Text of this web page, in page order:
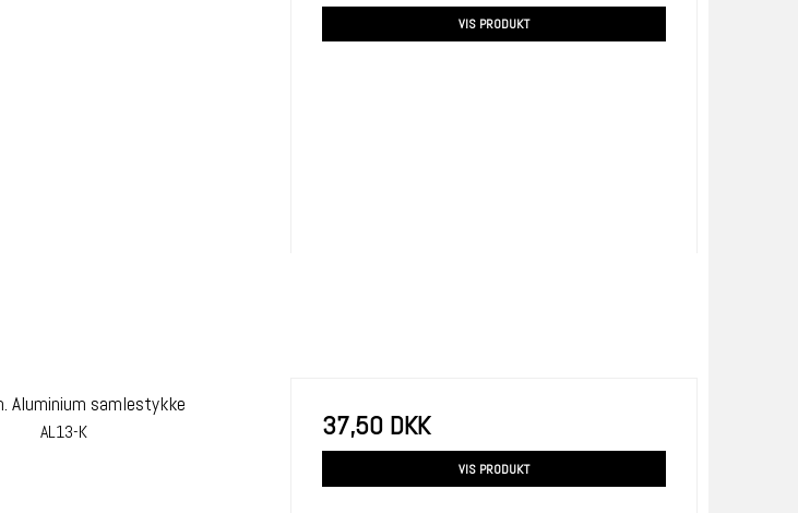
VIS PRODUKT
Aluminium samlestykke
AL13-K 37,50 DKK
VIS PRODUKT